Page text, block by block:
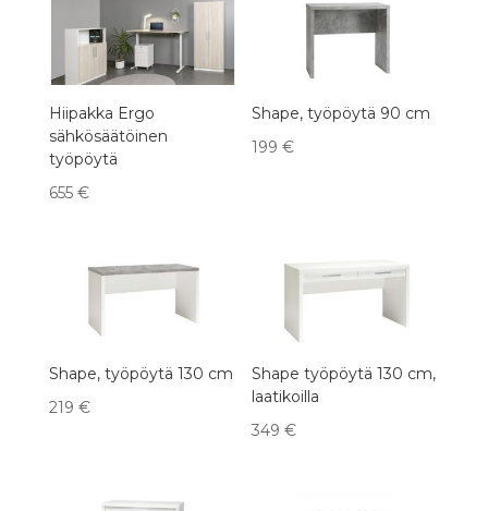
Hiipakka Ergo
sähkösäätöinen
työpöytä
655 €
Shape, työpöytä 90 cm
199€
Shape, työpöytä 130 cm
219 €
Shape työpöytä 130 cm,
laatikoilla
349€